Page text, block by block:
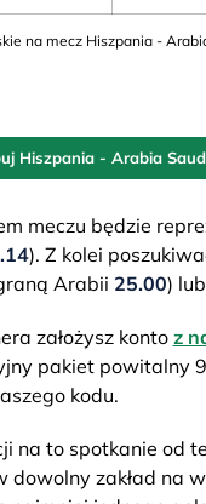
na mecz Hiszpania -
Hiszpania - Arabia
meczu będzie
). Z kolei
Arabii 25.00)
założysz konto z
pakiet powitalny
kodu.
na to spotkanie od
dowolny zakład na